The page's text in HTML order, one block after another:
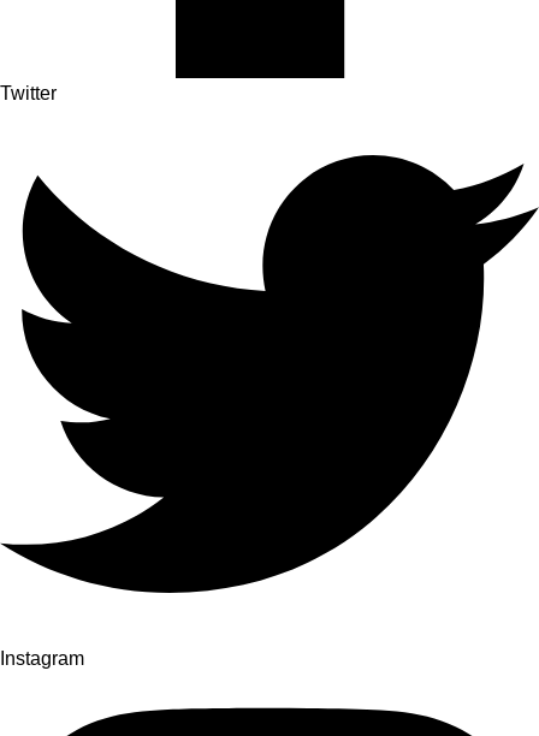
Twitter
Instagram